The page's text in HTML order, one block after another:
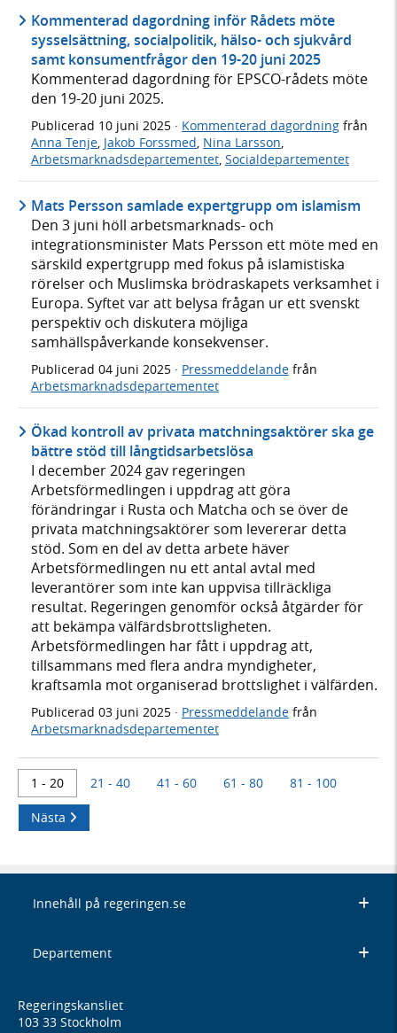
Kommenterad dagordning inför Rådets möte
sysselsättning, socialpolitik, hälso- och sjukvård
samt konsumentfrågor den 19-20 juni 2025
Kommenterad dagordning för EPSCO-rådets möte
den 19-20 juni 2025.
Publicerad 10 juni 2025 · Kommenterad dagordning från
Anna Tenje, Jakob Forssmed, Nina Larsson,
Arbetsmarknadsdepartementet, Socialdepartementet
Mats Persson samlade expertgrupp om islamism
Den 3 juni höll arbetsmarknads- och
integrationsminister Mats Persson ett möte med en
särskild expertgrupp med fokus på islamistiska
rörelser och Muslimska brödraskapets verksamhet i
Europa. Syftet var att belysa frågan ur ett svenskt
perspektiv och diskutera möjliga
samhällspåverkande konsekvenser.
Publicerad 04 juni 2025 · Pressmeddelande från
Arbetsmarknadsdepartementet
Ökad kontroll av privata matchningsaktörer ska ge
bättre stöd till långtidsarbetslösa
I december 2024 gav regeringen
Arbetsförmedlingen i uppdrag att göra
förändringar i Rusta och Matcha och se över de
privata matchningsaktörer som levererar detta
stöd. Som en del av detta arbete häver
Arbetsförmedlingen nu ett antal avtal med
leverantörer som inte kan uppvisa tillräckliga
resultat. Regeringen genomför också åtgärder för
att bekämpa välfärdsbrottsligheten.
Arbetsförmedlingen har fått i uppdrag att,
tillsammans med flera andra myndigheter,
kraftsamla mot organiserad brottslighet i välfärden.
Publicerad 03 juni 2025 · Pressmeddelande från
Arbetsmarknadsdepartementet
1 - 20 21 - 40 41 - 60 61 - 80 81 - 100
Nästa
Innehåll på regeringen.se
Departement
Regeringskansliet
103 33 Stockholm